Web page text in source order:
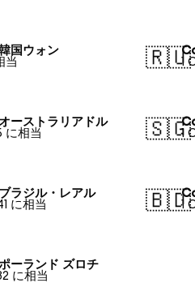
国ウォン
当
🇷🇺
1
ーストラリアドル
に相当
🇸🇬
1
ラジル・レアル
に相当
🇧🇩
1
ーランド ズロチ
に相当